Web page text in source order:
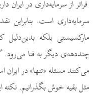
فراتر از سرمایه‌داری در ایران
سرمایه‌داری است. بنابراین
مارکسیستی بلکه بدین‌دلیل
چنددهه‌ی دیگر به فنا می‌رود.
می‌کنند مسئله «تنها» در
مثل بقیه خوش بگذرانیم.